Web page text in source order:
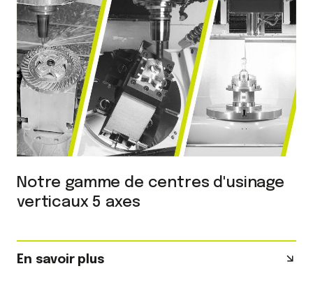
Notre gamme de centres d'usinage
verticaux 5 axes
En savoir plus